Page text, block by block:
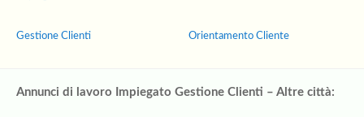
Gestione Clienti Orientamento Cliente
Annunci di lavoro Impiegato Gestione Clienti – Altre città: